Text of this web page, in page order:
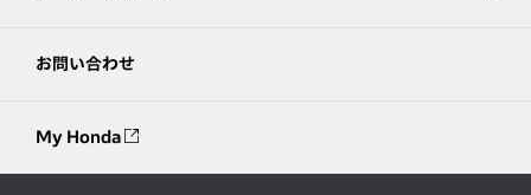
お問い合わせ
My Honda